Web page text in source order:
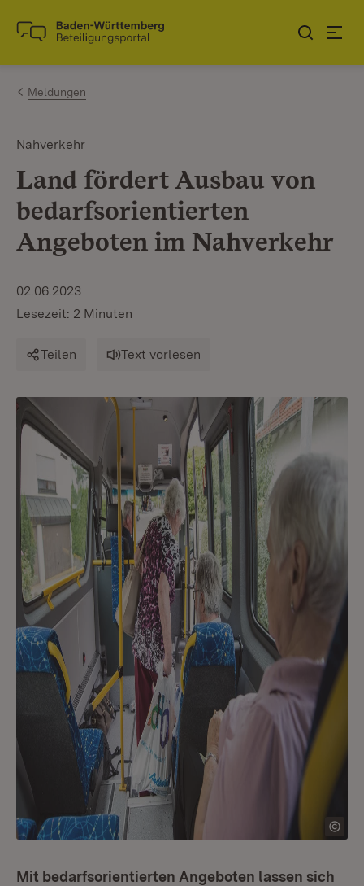
Zum Inhalt springen
Link zur Startseite
Meldungen
Nahverkehr
Land fördert Ausbau von
bedarfsorientierten
Angeboten im Nahverkehr
02.06.2023
Lesezeit: 2 Minuten
Teilen Text vorlesen
Mit bedarfsorientierten Angeboten lassen sich